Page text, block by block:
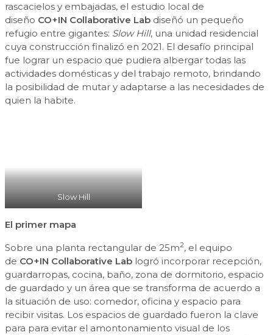
rascacielos y embajadas, el estudio local de
diseño CO+IN Collaborative Lab diseñó un pequeño
refugio entre gigantes: Slow Hill, una unidad residencial
cuya construcción finalizó en 2021. El desafío principal
fue lograr un espacio que pudiera albergar todas las
actividades domésticas y del trabajo remoto, brindando
la posibilidad de mutar y adaptarse a las necesidades de
quien la habite.
Slow Hill
El primer mapa
Sobre una planta rectangular de 25m2, el equipo
de CO+IN Collaborative Lab logró incorporar recepción,
guardarropas, cocina, baño, zona de dormitorio, espacio
de guardado y un área que se transforma de acuerdo a
la situación de uso: comedor, oficina y espacio para
recibir visitas. Los espacios de guardado fueron la clave
para para evitar el amontonamiento visual de los